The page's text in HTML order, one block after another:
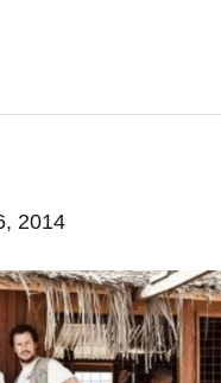
2014